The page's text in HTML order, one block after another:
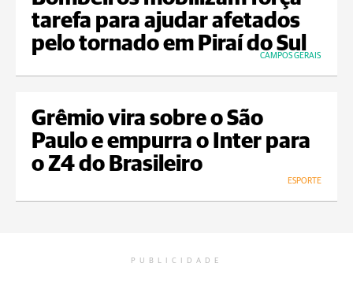
tarefa para ajudar afetados
pelo tornado em Piraí do Sul
CAMPOS GERAIS
Grêmio vira sobre o São
Paulo e empurra o Inter para
o Z4 do Brasileiro
ESPORTE
PUBLICIDADE